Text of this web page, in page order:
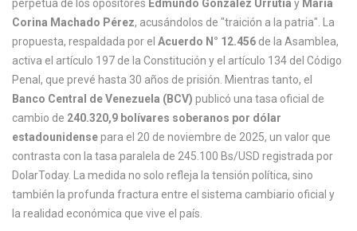
perpetua de los opositores Edmundo González Urrutia y María
Corina Machado Pérez, acusándolos de "traición a la patria". La
propuesta, respaldada por el Acuerdo N° 12.456 de la Asamblea,
activa el artículo 197 de la Constitución y el artículo 134 del Código
Penal, que prevé hasta 30 años de prisión. Mientras tanto, el
Banco Central de Venezuela (BCV) publicó una tasa oficial de
cambio de 240.320,9 bolívares soberanos por dólar
estadounidensepara el 20 de noviembre de 2025, un valor que
contrasta con la tasa paralela de 245.100 Bs/USD registrada por
DolarToday. La medida no solo refleja la tensión política, sino
también la profunda fractura entre el sistema cambiario oficial y
la realidad económica que vive el país.